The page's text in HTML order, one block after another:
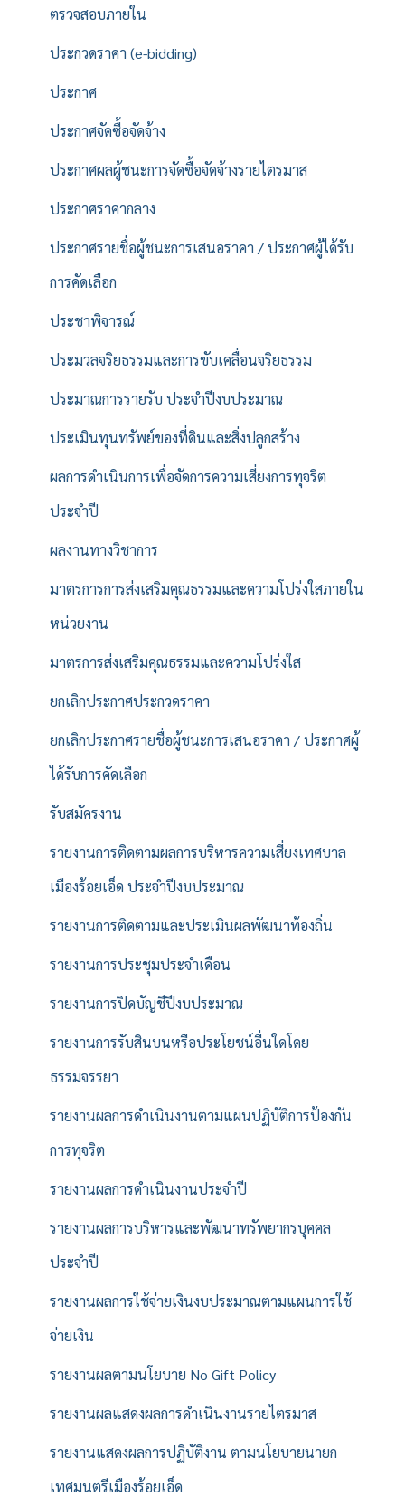
ตรวจสอบภายใน
ประกวดราคา (e-bidding)
ประกาศ
ประกาศจัดซื้อจัดจ้าง
ประกาศผลผู้ชนะการจัดซื้อจัดจ้างรายไตรมาส
ประกาศราคากลาง
ประกาศรายชื่อผู้ชนะการเสนอราคา / ประกาศผู้ได้รับ
การคัดเลือก
ประชาพิจารณ์
ประมวลจริยธรรมและการขับเคลื่อนจริยธรรม
ประมาณการรายรับ ประจำปีงบประมาณ
ประเมินทุนทรัพย์ของที่ดินและสิ่งปลูกสร้าง
ผลการดำเนินการเพื่อจัดการความเสี่ยงการทุจริต
ประจำปี
ผลงานทางวิชาการ
มาตรการการส่งเสริมคุณธรรมและความโปร่งใสภายใน
หน่วยงาน
มาตรการส่งเสริมคุณธรรมและความโปร่งใส
ยกเลิกประกาศประกวดราคา
ยกเลิกประกาศรายชื่อผู้ชนะการเสนอราคา / ประกาศผู้
ได้รับการคัดเลือก
รับสมัครงาน
รายงานการติดตามผลการบริหารความเสี่ยงเทศบาล
เมืองร้อยเอ็ด ประจำปีงบประมาณ
รายงานการติดตามและประเมินผลพัฒนาท้องถิ่น
รายงานการประชุมประจำเดือน
รายงานการปิดบัญชีปีงบประมาณ
รายงานการรับสินบนหรือประโยชน์อื่นใดโดย
ธรรมจรรยา
รายงานผลการดำเนินงานตามแผนปฏิบัติการป้องกัน
การทุจริต
รายงานผลการดำเนินงานประจำปี
รายงานผลการบริหารและพัฒนาทรัพยากรบุคคล
ประจำปี
รายงานผลการใช้จ่ายเงินงบประมาณตามแผนการใช้
จ่ายเงิน
รายงานผลตามนโยบาย No Gift Policy
รายงานผลแสดงผลการดำเนินงานรายไตรมาส
รายงานแสดงผลการปฏิบัติงาน ตามนโยบายนายก
เทศมนตรีเมืองร้อยเอ็ด